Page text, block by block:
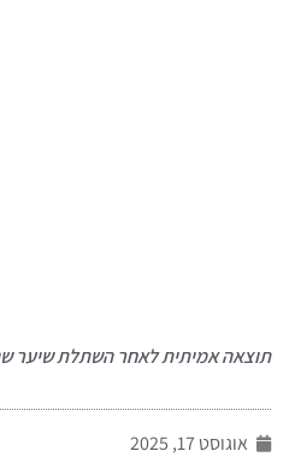
תוצאה אמיתית לאחר השתלת שיער
אוגוסט 17, 2025